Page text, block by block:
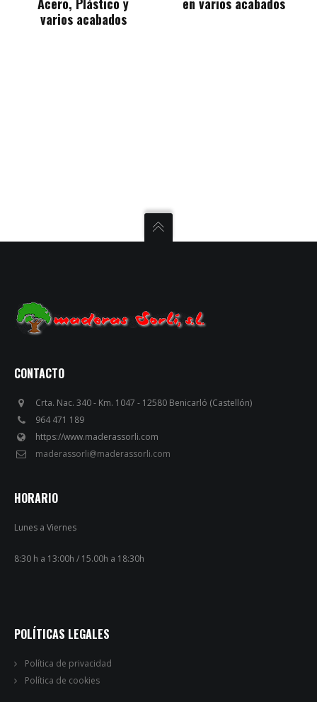
varios acabados
CONTACTO
Crta. Nac. 340 - Km. 1047 - 12580 Benicarló (Castellón)
964 471 189
https://www.maderassorli.com
maderassorli@maderassorli.com
HORARIO
Lunes a Viernes
8:30 h a 13:00h / 15.00h a 18:30h
POLÍTICAS LEGALES
Política de privacidad
Política de cookies